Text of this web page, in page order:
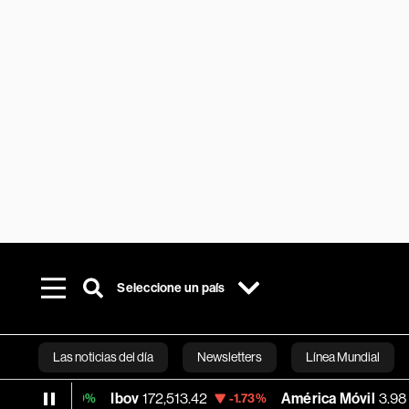
Seleccione un país
Las noticias del día Newsletters Línea Mundial
Bloomberg
Ibov 172,513.42 -1.73% América Móvil 3.98 +3.11%